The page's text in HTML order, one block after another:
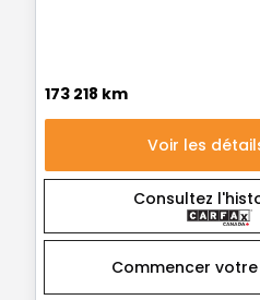
173 218 km
Voir les
Consultez
Commencer